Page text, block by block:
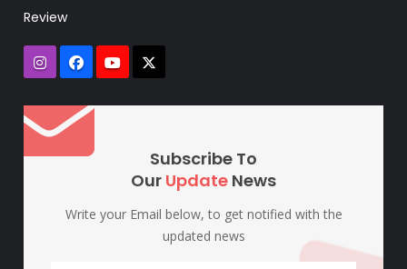
Review
Subscribe To
Our Update News
Write your Email below, to get notified with the
updated news